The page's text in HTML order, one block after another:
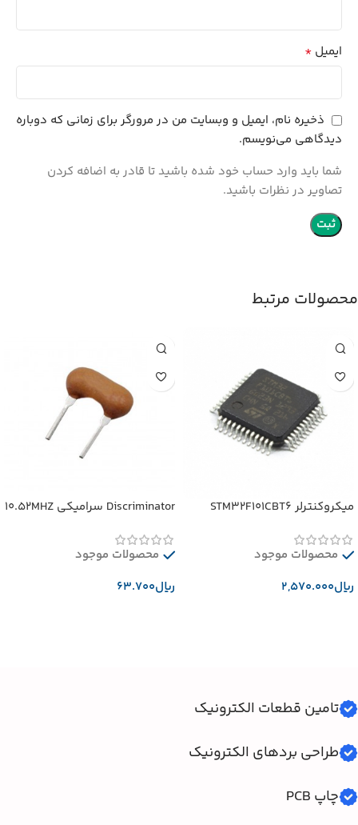
ایمیل *
ذخیره نام، ایمیل و وبسایت من در مرورگر برای زمانی که دوباره
دیدگاهی می‌نویسم.
شما باید وارد حساب خود شده باشید تا قادر به اضافه کردن
تصاویر در نظرات باشید.
محصولات مرتبط
میکروکنترلر STM32F101CBT6
محصولات موجود
﷼
Discriminator سرامیکی 10.52MHZ
محصولات موجود
﷼
تامین قطعات الکترونیک
طراحی بردهای الکترونیک
چاپ PCB